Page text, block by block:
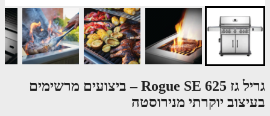
גריל גז Rogue SE 625 – ביצועים מרשימים
יוקרתי מנירוסטה